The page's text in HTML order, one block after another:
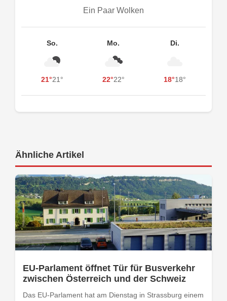
Ein Paar Wolken
So.
21°21°
Mo.
22°22°
Di.
18°18°
Ähnliche Artikel
EU-Parlament öffnet Tür für Busverkehr
zwischen Österreich und der Schweiz
Das EU-Parlament hat am Dienstag in Strassburg einem